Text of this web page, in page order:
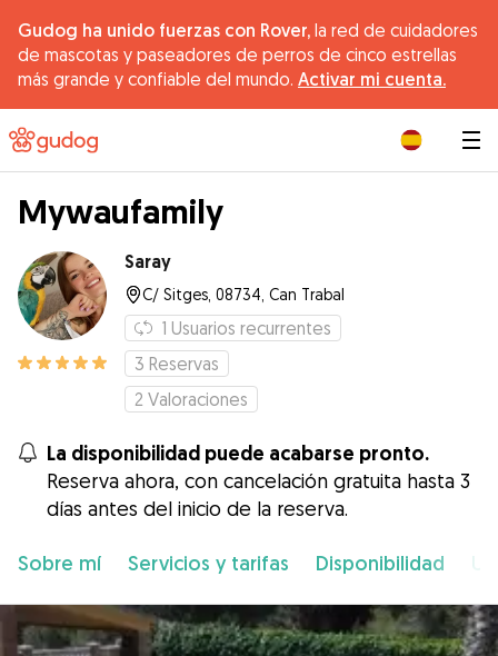
Gudog ha unido fuerzas con Rover, la red de cuidadores
de mascotas y paseadores de perros de cinco estrellas
más grande y confiable del mundo. Activar mi cuenta.
Mywaufamily
Saray
C/ Sitges, 08734, Can Trabal
1 Usuarios recurrentes
3 Reservas
2 Valoraciones
La disponibilidad puede acabarse pronto.
Reserva ahora, con cancelación gratuita hasta 3
días antes del inicio de la reserva.
Sobre mí Servicios y tarifas Disponibilidad